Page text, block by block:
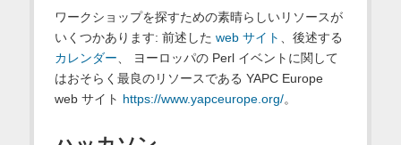
ワークショップを探すための素晴らしいリソースが
いくつかあります: 前述した web サイト
、後述する
カレンダー 、 ヨーロッパの Perl イベントに関して
はおそらく最良のリソースである YAPC Europe
web サイト https://www.yapceurope.org/。